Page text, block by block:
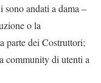
andati a dama –
o la
parte dei Costruttori;
community di utenti a